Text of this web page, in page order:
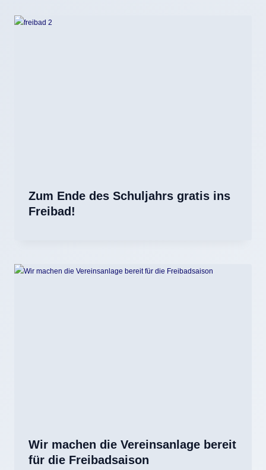
Zum Ende des Schuljahrs gratis ins
Freibad!
Wir machen die Vereinsanlage bereit
für die Freibadsaison